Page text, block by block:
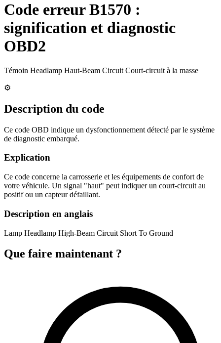
Code erreurB1570 :
signification et diagnostic
OBD2
Témoin Headlamp Haut-Beam Circuit Court-circuit à la masse
⚙️
Description du code
Ce code OBD indique un dysfonctionnement détecté par le système
de diagnostic embarqué.
Explication
Ce code concerne la carrosserie et les équipements de confort de
votre véhicule. Un signal "haut" peut indiquer un court-circuit au
positif ou un capteur défaillant.
Description en anglais
Lamp Headlamp High-Beam Circuit Short To Ground
Que faire maintenant ?